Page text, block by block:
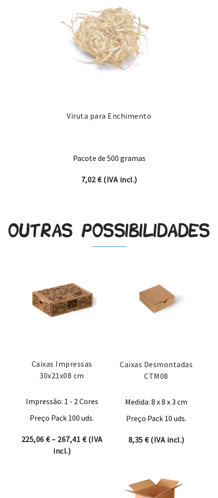
Viruta para Enchimento
Pacote de 500 gramas
7,02€(IVA incl.)
Outras possibilidades
Caixas Impressas
30x21x08 cm
Impressão: 1 - 2 Cores
Preço Pack 100 uds.
225,06 €– 267,41 €Price range: 225,06 € through 267,41
(IVA
incl.)
Caixas Desmontadas
CTM08
Medida: 8 x 8 x 3 cm
Preço Pack 10 uds.
8,35 €(IVA incl.)